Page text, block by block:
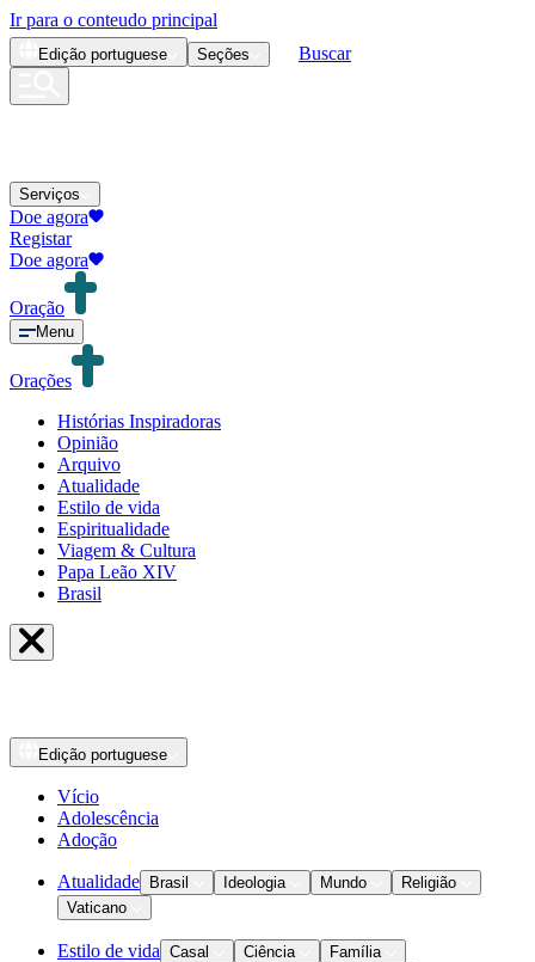
Ir para o conteudo principal
Edição portuguese Seções Buscar
Serviços
Doe agora
Registar
Doe agora
Oração
Menu
Orações
Histórias Inspiradoras
Opinião
Arquivo
Atualidade
Estilo de vida
Espiritualidade
Viagem & Cultura
Papa Leão XIV
Brasil
Edição portuguese
Vício
Adolescência
Adoção
Atualidade Brasil Ideologia Mundo
Religião
Vaticano
Estilo de vida Casal Ciência
Família